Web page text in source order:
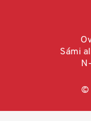
Sámi
©